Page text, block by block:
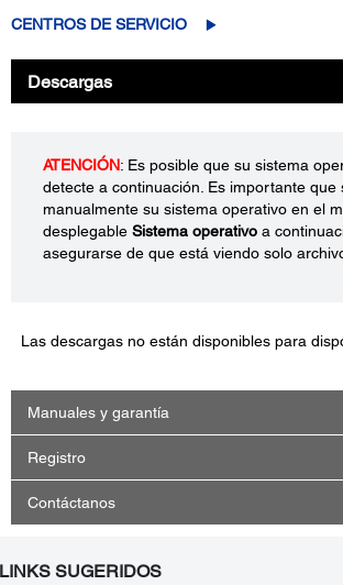
CENTROS DE SERVICIO
Descargas
ATENCIÓN: Es posible que su sistema
detecte a continuación. Es importante que
manualmente su sistema operativo en el
desplegable Sistema operativo a
asegurarse de que está viendo solo
Las descargas no están disponibles para
Manuales y garantía
Registro
Contáctanos
LINKS SUGERIDOS